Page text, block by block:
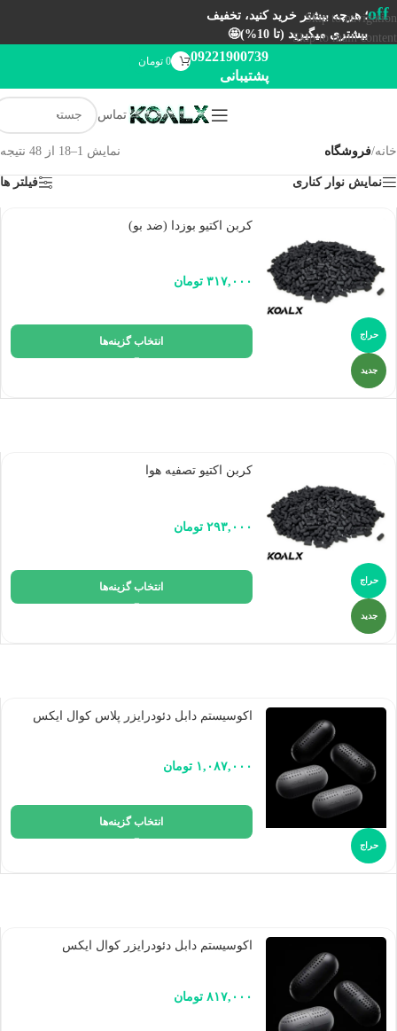
Skip to navigation
Skip to main content
off؛ هرچه بیشتر خرید کنید، تخفیف
بیشتری میگیرید (تا 10%)🤩
09221900739
پشتیبانی
0 تومان
تماس
خانه/فروشگاه نمایش 1–18 از 48 نتیجه
نمایش نوار کناری فیلتر ها
حراج
جدید
کربن اکتیو بوزدا (ضد بو)
۳۱۷,۰۰۰ تومان
انتخاب گزینه‌ها
حراج
جدید
کربن اکتیو تصفیه هوا
۲۹۳,۰۰۰ تومان
انتخاب گزینه‌ها
حراج
اکوسیستم دابل دئودرایزر پلاس کوال ایکس
۱,۰۸۷,۰۰۰ تومان
انتخاب گزینه‌ها
اکوسیستم دابل دئودرایزر کوال ایکس
۸۱۷,۰۰۰ تومان